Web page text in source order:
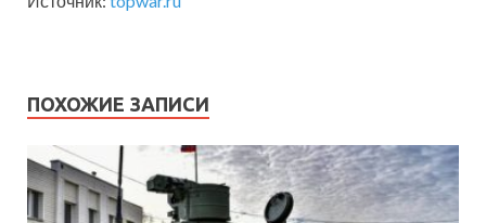
ПОХОЖИЕ ЗАПИСИ